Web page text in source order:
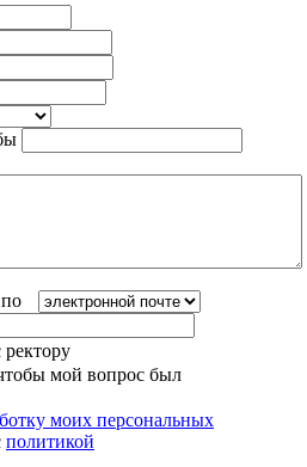
ректору
мой вопрос был
моих персональных
политикой